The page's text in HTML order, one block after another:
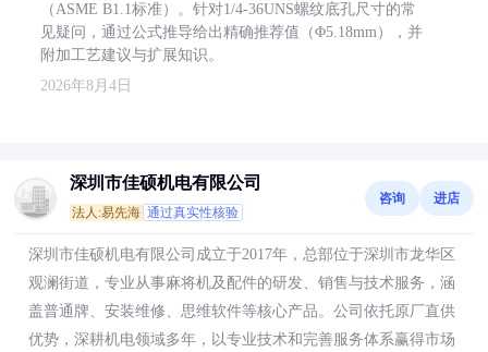
（ASME B1.1标准）。针对1/4-36UNS螺纹底孔尺寸的常
见疑问，通过公式推导给出精确推荐值（Φ5.18mm），并
附加工艺建议与扩展知识。
2026年8月4日
深圳市佳硕机电有限公司
法人:易先海 通过真实性核验
咨询 进店
深圳市佳硕机电有限公司成立于2017年，总部位于深圳市龙华区
观澜街道，专业从事麻将机及配件的研发、销售与技术服务，涵
盖普通牌、安装维修、思维软件等核心产品。公司依托原厂直供
优势，深耕机电领域多年，以专业技术和完善服务体系赢得市场